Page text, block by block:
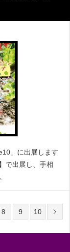
」に出展します
で出展し、手相
8 9 10